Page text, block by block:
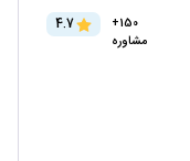
150+
مشاوره
4.7